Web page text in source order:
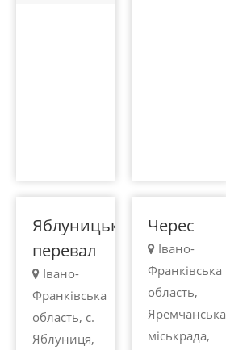
Яблуницький
перевал
Івано-
Франківська
область, с.
Яблуниця,
Черес
Івано-
Франківська
область,
Яремчанська
міськрада,